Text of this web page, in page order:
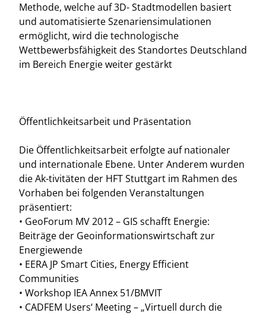
Methode, welche auf 3D- Stadtmodellen basiert
und automatisierte Szenariensimulationen
ermöglicht, wird die technologische
Wettbewerbsfähigkeit des Standortes Deutschland
im Bereich Energie weiter gestärkt
Öffentlichkeitsarbeit und Präsentation
Die Öffentlichkeitsarbeit erfolgte auf nationaler
und internationale Ebene. Unter Anderem wurden
die Ak-tivitäten der HFT Stuttgart im Rahmen des
Vorhaben bei folgenden Veranstaltungen
präsentiert:
• GeoForum MV 2012 – GIS schafft Energie:
Beiträge der Geoinformationswirtschaft zur
Energiewende
• EERA JP Smart Cities, Energy Efficient
Communities
• Workshop IEA Annex 51/BMVIT
• CADFEM Users‘ Meeting – „Virtuell durch die